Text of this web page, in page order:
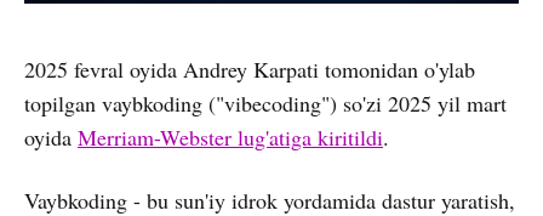
2025 fevral oyida Andrey Karpati tomonidan o'ylab
topilgan vaybkoding ("vibecoding") so'zi 2025 yil mart
oyida Merriam-Webster lug'atiga kiritildi.
Vaybkoding - bu sun'iy idrok yordamida dastur yaratish,